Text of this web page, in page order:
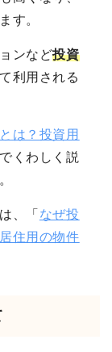
す。
ンなど投資
利用される
は？投資用
でくわしく説
、「 なぜ投
住用の物件